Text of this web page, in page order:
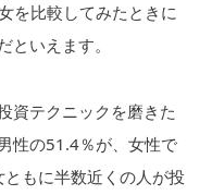
を比較してみたときに
いえます。
資テクニックを磨きた
性の51.4％が、女性で
もに半数近くの人が投